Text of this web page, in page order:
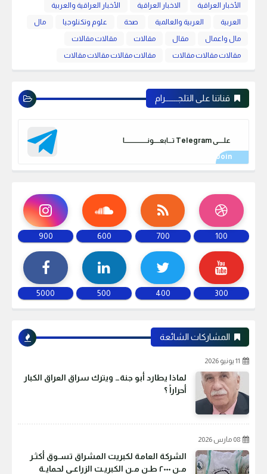
الأخبار العراقية
الاخبار العراقية
الأخبار العراقية والعربية
العربية
العربية والعالمية صحة علوم وتكنلوجيا
مال
مال واعمال
مقال مقالات
مقالات مقالات
مقالات مقالات مقالات
مقالات مقالات مقالات مقالات
قناتنا على التلجـــــــرام
علـــــى Telegram تـــابعـــــونـــــــــــــــــــا
100
700
600
900
300
400
500
5000
المشاركات الشائعة
11 يونيو 2026
لماذا يطارد أبو جنة… ويترك سراق العراق الكبار
أحراراً ؟
08 مارس 2026
الشركة العامة لكبريت المشراق تسـوق أكثـر
مـن ٢٠٠٠ طـن مـن الكبريـت الزراعـي لحمايـة